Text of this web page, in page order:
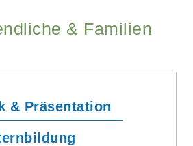
& Familien
& Präsentation